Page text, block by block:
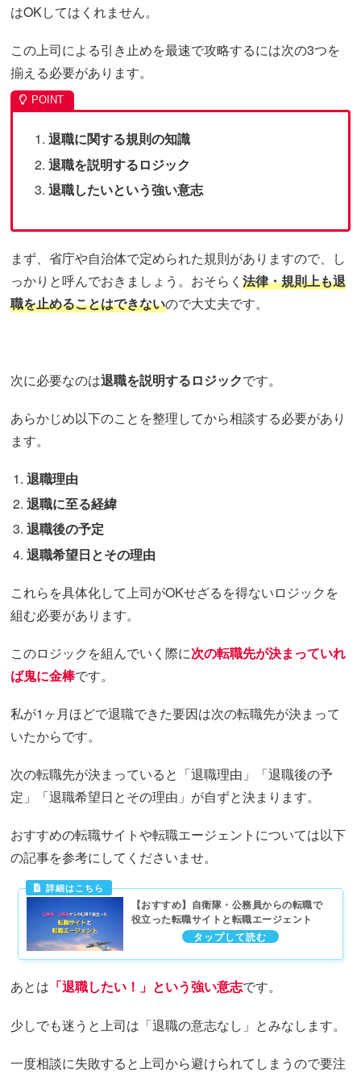
はOKしてはくれません。
この上司による引き止めを最速で攻略するには次の3つを
揃える必要があります。
退職に関する規則の知識
退職を説明するロジック
退職したいという強い意志
まず、省庁や自治体で定められた規則がありますので、し
っかりと呼んでおきましょう。おそらく法律・規則上も退
職を止めることはできないので大丈夫です。
次に必要なのは退職を説明するロジックです。
あらかじめ以下のことを整理してから相談する必要があり
ます。
退職理由
退職に至る経緯
退職後の予定
退職希望日とその理由
これらを具体化して上司がOKせざるを得ないロジックを
組む必要があります。
このロジックを組んでいく際に次の転職先が決まっていれ
ば鬼に金棒です。
私が1ヶ月ほどで退職できた要因は次の転職先が決まって
いたからです。
次の転職先が決まっていると「退職理由」「退職後の予
定」「退職希望日とその理由」が自ずと決まります。
おすすめの転職サイトや転職エージェントについては以下
の記事を参考にしてくださいませ。
【おすすめ】自衛隊・公務員からの転職で
役立った転職サイトと転職エージェント
あとは 「退職したい！」という強い意志です。
少しでも迷うと上司は「退職の意志なし」とみなします。
一度相談に失敗すると上司から避けられてしまうので要注